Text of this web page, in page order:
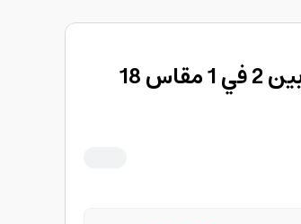
لعبة عائلية شطرنج ودراجات وثعابين 2 في 1 مقاس 18